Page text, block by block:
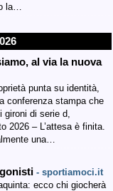
la…
al via la nuova
punta su identità,
conferenza stampa che
gironi di serie d,
2026 – L’attesa è finita.
una…
- sportiamoci.it
ecco chi giocherà